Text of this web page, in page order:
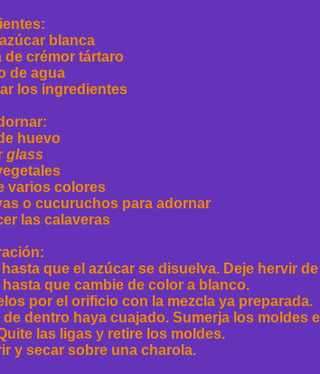
blanca
de crémor tártaro
de agua
los ingredientes
huevo
glass
varios colores
o cucuruchos para adornar
las calaveras
que el azúcar se disuelva. Deje hervir de
que cambie de color a blanco.
por el orificio con la mezcla ya preparada.
dentro haya cuajado. Sumerja los moldes
las ligas y retire los moldes.
y secar sobre una charola.